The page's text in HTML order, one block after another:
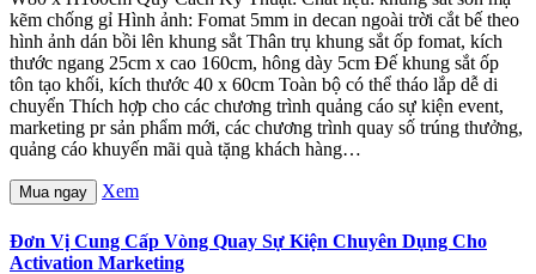
kẽm chống gỉ Hình ảnh: Fomat 5mm in decan ngoài trời cắt bế theo
hình ảnh dán bồi lên khung sắt Thân trụ khung sắt ốp fomat, kích
thước ngang 25cm x cao 160cm, hông dày 5cm Đế khung sắt ốp
tôn tạo khối, kích thước 40 x 60cm Toàn bộ có thể tháo lắp dễ di
chuyển Thích hợp cho các chương trình quảng cáo sự kiện event,
marketing pr sản phẩm mới, các chương trình quay số trúng thưởng,
quảng cáo khuyến mãi quà tặng khách hàng…
Mua ngay Xem
Đơn Vị Cung Cấp Vòng Quay Sự Kiện Chuyên Dụng Cho
Activation Marketing